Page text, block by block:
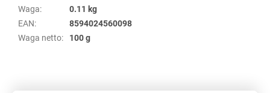
Waga:
0.11 kg
EAN:
8594024560098
Waga netto: 100 g